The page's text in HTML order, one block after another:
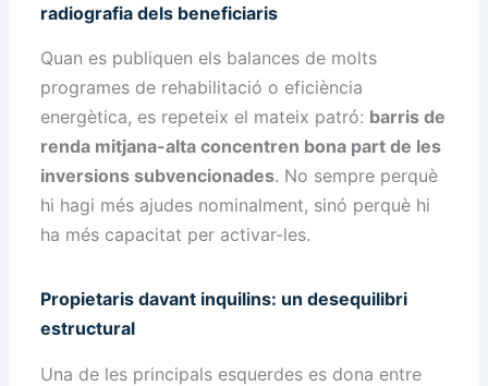
radiografia dels beneficiaris
Quan es publiquen els balances de molts
programes de rehabilitació o eficiència
energètica, es repeteix el mateix patró: barris de
renda mitjana-alta concentren bona part de les
inversions subvencionades. No sempre perquè
hi hagi més ajudes nominalment, sinó perquè hi
ha més capacitat per activar-les.
Propietaris davant inquilins: un desequilibri
estructural
Una de les principals esquerdes es dona entre